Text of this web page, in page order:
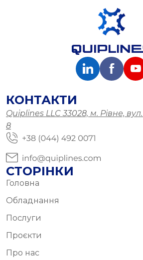
КОНТАКТИ
Quiplines LLC 33028, м. Рівне,
8
СТОРІНКИ
Головна
Обладнання
Послуги
Проєкти
Про нас